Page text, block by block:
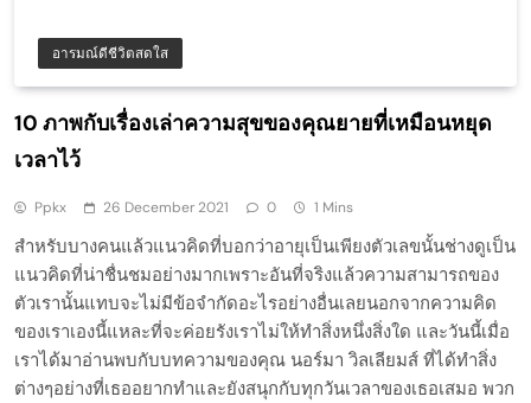
อารมณ์ดีชีวิตสดใส
10 ภาพกับเรื่องเล่าความสุขของคุณยายที่เหมือนหยุด
เวลาไว้
Ppkx 26 December 2021 0 1 Mins
สำหรับบางคนแล้วแนวคิดที่บอกว่าอายุเป็นเพียงตัวเลขนั้นช่างดูเป็น
แนวคิดที่น่าชื่นชมอย่างมากเพราะอันที่จริงแล้วความสามารถของ
ตัวเรานั้นแทบจะไม่มีข้อจำกัดอะไรอย่างอื่นเลยนอกจากความคิด
ของเราเองนี้แหละที่จะค่อยรังเราไม่ให้ทำสิ่งหนึ่งสิ่งใด และวันนี้เมื่อ
เราได้มาอ่านพบกับบทความของคุณ นอร์มา วิลเลียมส์ ที่ได้ทำสิ่ง
ต่างๆอย่างที่เธออยากทำและยังสนุกกับทุกวันเวลาของเธอเสมอ พวก